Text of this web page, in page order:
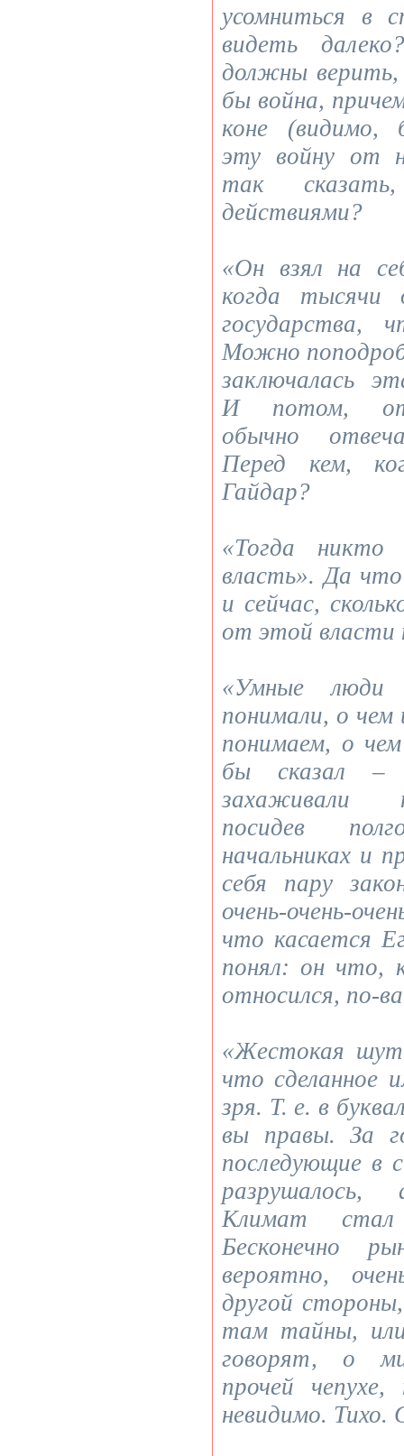
усомниться в
видеть
должны верить,
бы война,
коне (видимо,
эту войну от
так
действиями?
«Он взял на
когда тысячи
государства,
Можно
заключалась
И потом,
обычно
Перед кем,
Гайдар?
«Тогда
власть». Да
и сейчас,
от этой власти
«Умные
понимали, о
понимаем, о
бы сказал –
захаживали
посидев
начальниках и
себя пару
очень-очень-
что касается
понял: он что,
относился, по-
«Жестокая
что сделанное
зря. Т. е. в
вы правы. За
последующие в
Климат стал
Бесконечно
вероятно,
другой
там тайны,
говорят, о
прочей
невидимо. Тихо.